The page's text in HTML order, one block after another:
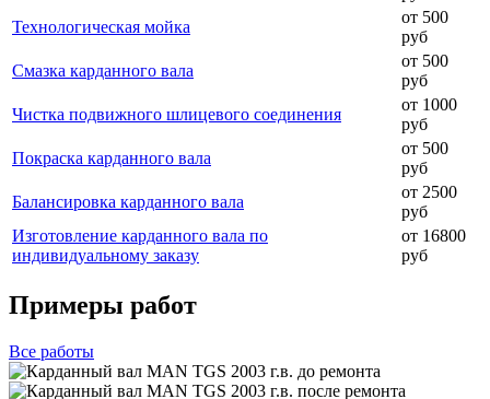
Технологическая мойка
от 500
руб
Смазка карданного вала
от 500
руб
Чистка подвижного шлицевого соединения
от 1000
руб
Покраска карданного вала
от 500
руб
Балансировка карданного вала
от 2500
руб
Изготовление карданного вала по
индивидуальному заказу
от 16800
руб
Примеры работ
Все работы